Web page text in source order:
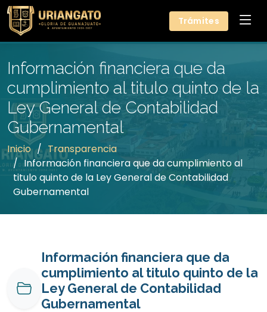
Trámites
Información financiera que da
cumplimiento al titulo quinto de la
Ley General de Contabilidad
Gubernamental
Inicio
Transparencia
Información financiera que da cumplimiento al
titulo quinto de la Ley General de Contabilidad
Gubernamental
Información financiera que da
cumplimiento al titulo quinto de la
Ley General de Contabilidad
Gubernamental